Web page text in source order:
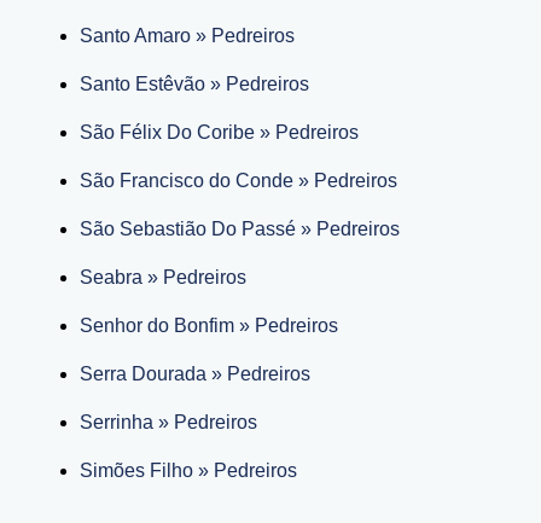
Santo Amaro » Pedreiros
Santo Estêvão » Pedreiros
São Félix Do Coribe » Pedreiros
São Francisco do Conde » Pedreiros
São Sebastião Do Passé » Pedreiros
Seabra » Pedreiros
Senhor do Bonfim » Pedreiros
Serra Dourada » Pedreiros
Serrinha » Pedreiros
Simões Filho » Pedreiros